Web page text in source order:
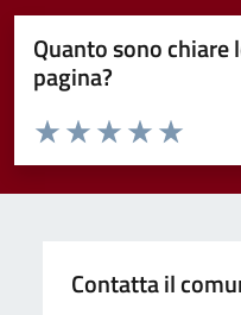
Quanto sono
pagina?
Valuta da 1 a 5 stelle la pagina
Valuta 5
Valuta 4
Valuta 3 stelle su
Valuta 2 stelle su 5
Valuta 1 stelle su 5
Contatta il